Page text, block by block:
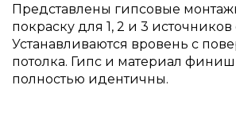
Представлены гипсовые
покраску для 1, 2 и 3 источников
Устанавливаются вровень с
потолка. Гипс и материал
полностью идентичны.